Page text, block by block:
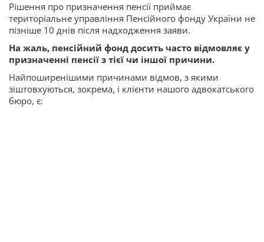
Рішення про призначення пенсії приймає
територіальне управління Пенсійного фонду України не
пізніше 10 днів після надходження заяви.
На жаль, пенсійний фонд досить часто відмовляє у
призначенні пенсії з тієї чи іншої причини.
Найпоширенішими причинами відмов, з якими
зіштовхуються, зокрема, і клієнти нашого адвокатського
бюро, є: